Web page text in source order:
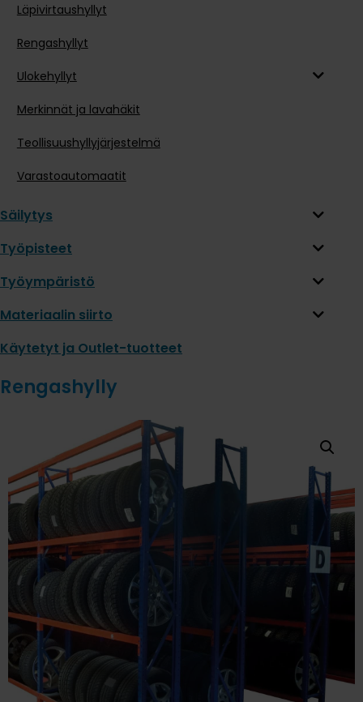
Läpivirtaushyllyt
Rengashyllyt
Ulokehyllyt
Merkinnät ja lavahäkit
Teollisuushyllyjärjestelmä
Varastoautomaatit
Säilytys
Työpisteet
Työympäristö
Materiaalin siirto
Käytetyt ja Outlet-tuotteet
Rengashylly